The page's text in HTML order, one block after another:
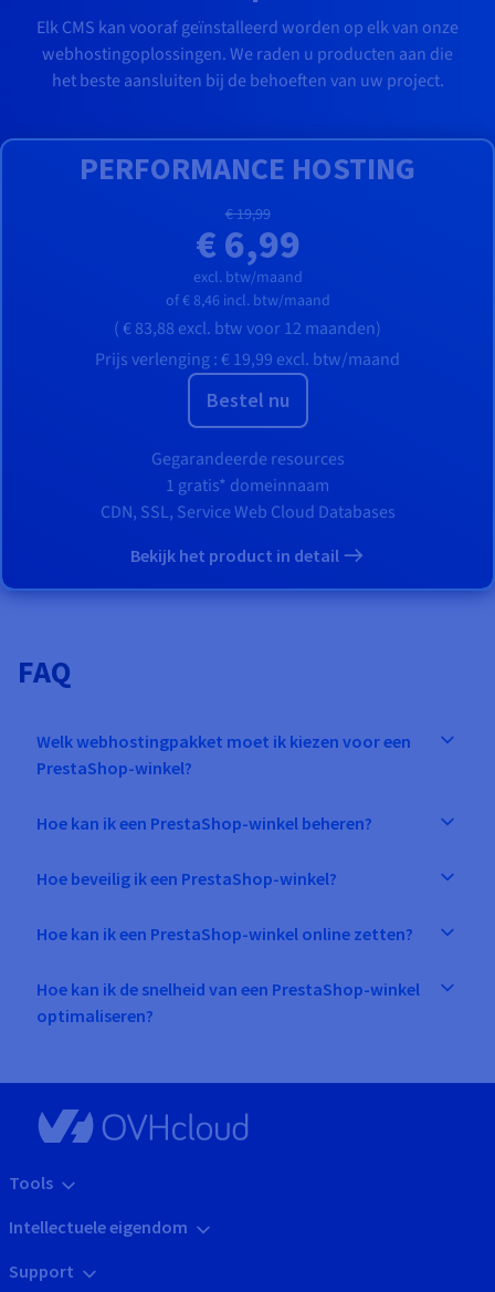
Elk CMS kan vooraf geïnstalleerd worden op elk van onze
webhostingoplossingen. We raden u producten aan die
het beste aansluiten bij de behoeften van uw project.
PERFORMANCE HOSTING
€ 19,99
€ 6,99
excl. btw/maand
of€ 8,46 incl. btw/maand
( € 83,88 excl. btwvoor 12 maanden)
Prijs verlenging : € 19,99 excl. btw/maand
Bestel nu
Gegarandeerde resources
1 gratis* domeinnaam
CDN, SSL, Service Web Cloud Databases
Bekijk het product in detail
FAQ
Welk webhostingpakket moet ik kiezen voor een
PrestaShop-winkel?
Hoe kan ik een PrestaShop-winkel beheren?
Hoe beveilig ik een PrestaShop-winkel?
Hoe kan ik een PrestaShop-winkel online zetten?
Hoe kan ik de snelheid van een PrestaShop-winkel
optimaliseren?
Tools
Intellectuele eigendom
Support